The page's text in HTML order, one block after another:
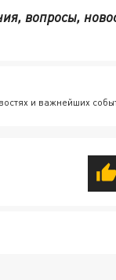
вопросы,
и важнейших